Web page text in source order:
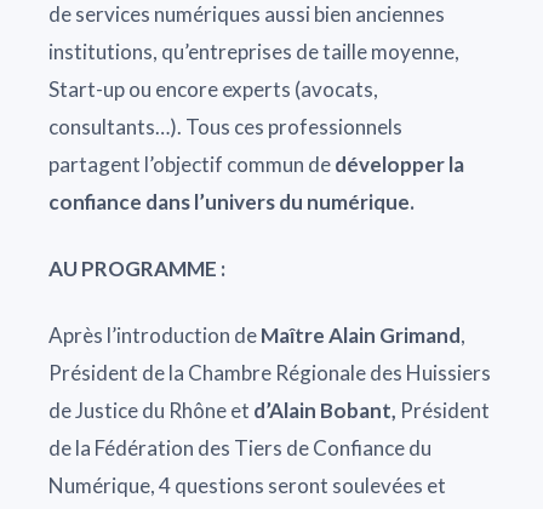
de services numériques aussi bien anciennes
institutions, qu’entreprises de taille moyenne,
Start-up ou encore experts (avocats,
consultants…). Tous ces professionnels
partagent l’objectif commun dedévelopper la
confiance dans l’univers du numérique.
AU PROGRAMME :
Après l’introduction deMaître Alain Grimand,
Président de la Chambre Régionale des Huissiers
de Justice du Rhône et d’Alain Bobant, Président
de la Fédération des Tiers de Confiance du
Numérique, 4 questions seront soulevées et